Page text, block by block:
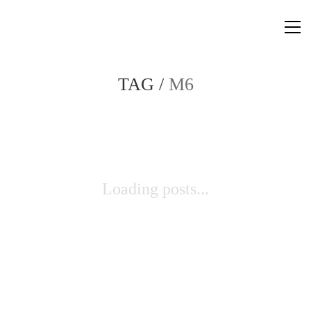
TAG / M6
Loading posts...